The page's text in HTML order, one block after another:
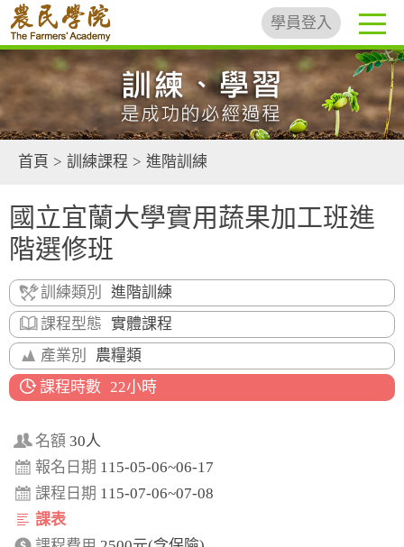
學員登入
首頁 > 訓練課程 > 進階訓練
國立宜蘭大學實用蔬果加工班進
階選修班
訓練類別
進階訓練
課程型態 實體課程
產業別
農糧類
課程時數 22小時
名額 30人
報名日期 115-05-06~06-17
課程日期 115-07-06~07-08
課表